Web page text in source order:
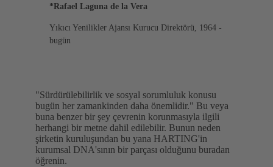
*Rafael Laguna de la Vera
Yıkıcı Yenilikler Ajansı Kurucu Direktörü, 1964 -
bugün
"Sürdürülebilirlik ve sosyal sorumluluk konusu
bugün her zamankinden daha önemlidir." Bu veya
buna benzer bir şey çevrenin korunmasıyla ilgili
herhangi bir metne dahil edilebilir. Bunun neden
şirketin kuruluşundan bu yana HARTING'in
kurumsal DNA'sının bir parçası olduğunu buradan
öğrenin.